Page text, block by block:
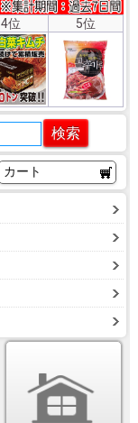
4位 5位
カート